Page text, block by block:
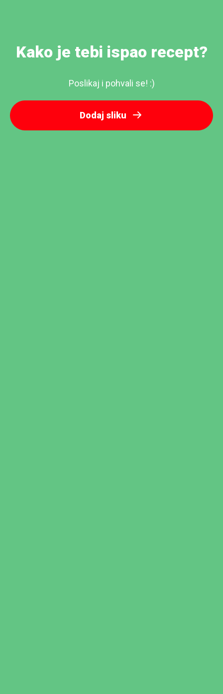
Kako je tebi ispao recept?
Poslikaj i pohvali se! :)
Dodaj sliku